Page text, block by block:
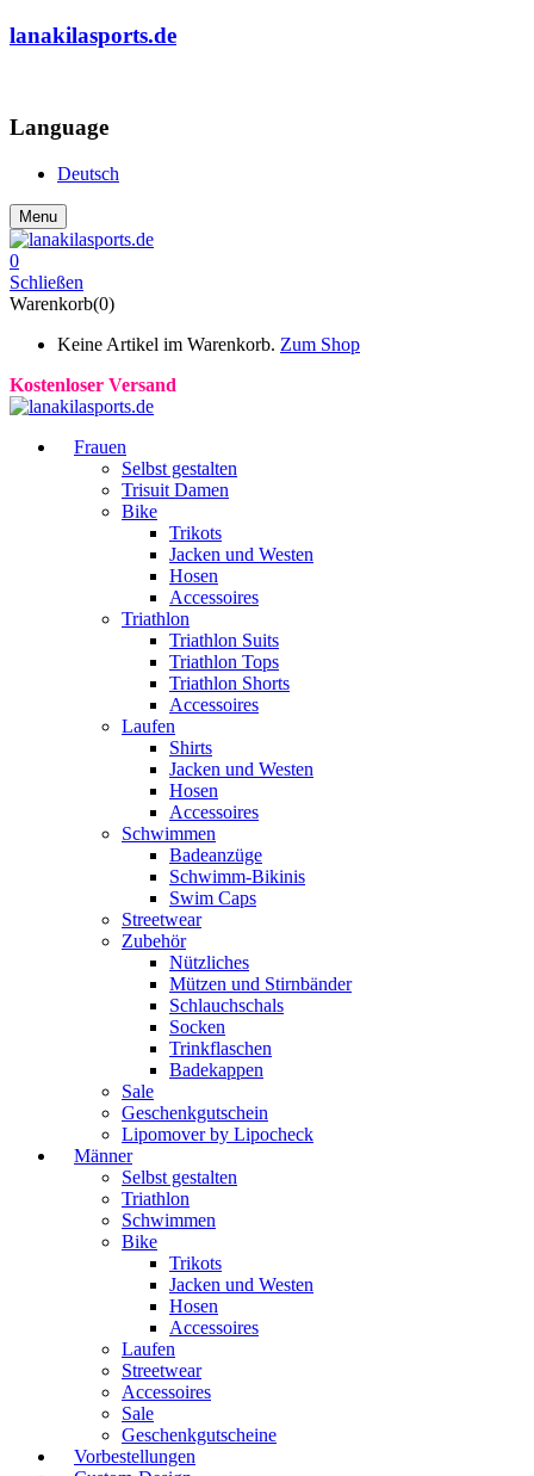
lanakilasports.de
Language
Deutsch
Menu
0
Schließen
Warenkorb(0)
Keine Artikel im Warenkorb. Zum Shop
Kostenloser Versand
Frauen
Selbst gestalten
Trisuit Damen
Bike
Trikots
Jacken und Westen
Hosen
Accessoires
Triathlon
Triathlon Suits
Triathlon Tops
Triathlon Shorts
Accessoires
Laufen
Shirts
Jacken und Westen
Hosen
Accessoires
Schwimmen
Badeanzüge
Schwimm-Bikinis
Swim Caps
Streetwear
Zubehör
Nützliches
Mützen und Stirnbänder
Schlauchschals
Socken
Trinkflaschen
Badekappen
Sale
Geschenkgutschein
Lipomover by Lipocheck
Männer
Selbst gestalten
Triathlon
Schwimmen
Bike
Trikots
Jacken und Westen
Hosen
Accessoires
Laufen
Streetwear
Accessoires
Sale
Geschenkgutscheine
Vorbestellungen